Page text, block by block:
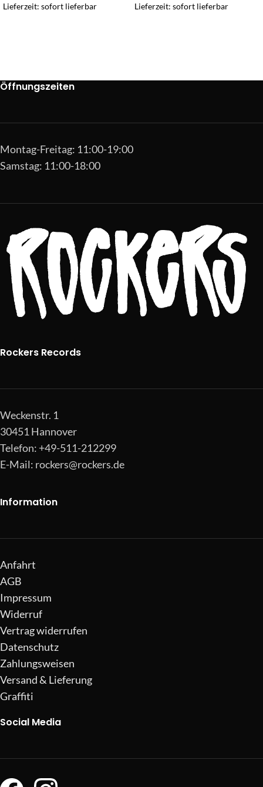
Lieferzeit: sofort lieferbar
Lieferzeit: sofort lieferbar
Öffnungszeiten
Montag-Freitag: 11:00-19:00
Samstag: 11:00-18:00
Rockers Records
Weckenstr. 1
30451 Hannover
Telefon: +49-511-212299
E-Mail: rockers@rockers.de
Information
Anfahrt
AGB
Impressum
Widerruf
Vertrag widerrufen
Datenschutz
Zahlungsweisen
Versand & Lieferung
Graffiti
Social Media